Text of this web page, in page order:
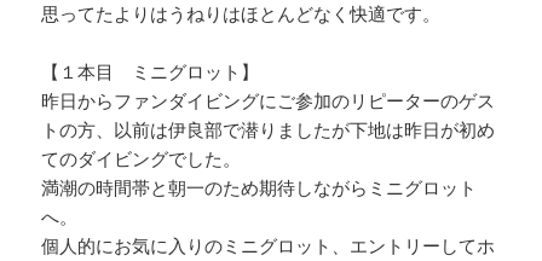
思ってたよりはうねりはほとんどなく快適です。
【１本目 ミニグロット】
昨日からファンダイビングにご参加のリピーターのゲス
トの方、以前は伊良部で潜りましたが下地は昨日が初め
てのダイビングでした。
満潮の時間帯と朝一のため期待しながらミニグロット
へ。
個人的にお気に入りのミニグロット、エントリーしてホ